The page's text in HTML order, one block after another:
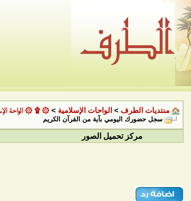
منتديات الطرف > الواحات الإسلامية > ۞ ۩ ۞ الواحة
سجل حضورك اليومي بآية من القرآن الكريم
مركز تحميل الصور